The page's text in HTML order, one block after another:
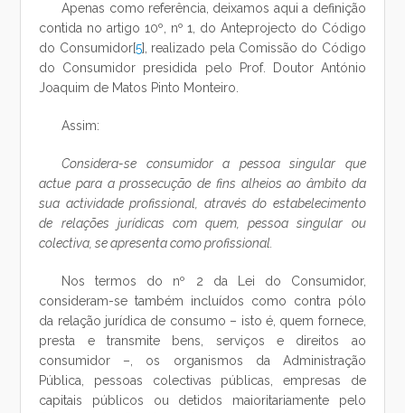
Apenas como referência, deixamos aqui a definição
contida no artigo 10º, nº 1, do Anteprojecto do Código
do Consumidor[5], realizado pela Comissão do Código
do Consumidor presidida pelo Prof. Doutor António
Joaquim de Matos Pinto Monteiro.
Assim:
Considera-se consumidor a pessoa singular que
actue para a prossecução de fins alheios ao âmbito da
sua actividade profissional, através do estabelecimento
de relações jurídicas com quem, pessoa singular ou
colectiva, se apresenta como profissional.
Nos termos do nº 2 da Lei do Consumidor,
consideram-se também incluídos como contra pólo
da relação jurídica de consumo – isto é, quem fornece,
presta e transmite bens, serviços e direitos ao
consumidor –, os organismos da Administração
Pública, pessoas colectivas públicas, empresas de
capitais públicos ou detidos maioritariamente pelo